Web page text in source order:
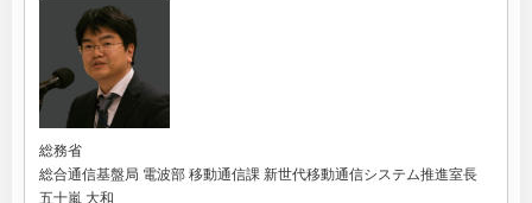
総務省
総合通信基盤局 電波部 移動通信課 新世代移動通信システム推進室長
五十嵐 大和